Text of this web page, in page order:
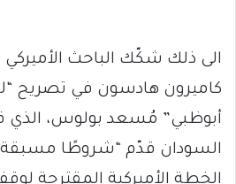
الى ذلك شكّك الباحث
كاميرون هادسون في تصريح
أبوظبي” مُسعد بولوس، الذي
السودان قدّم “شروطًا
الخطة الأميركية المقترحة